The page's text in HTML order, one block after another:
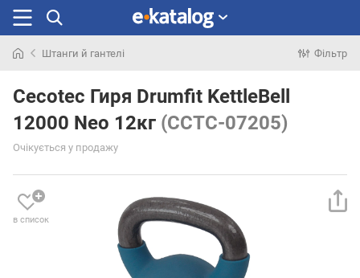
раніше
Штанги й гантелі Фільтр
Cecotec Гиря Drumfit KettleBell
12000 Neo 12кг (CCTC-07205)
Очікується у продажу
в список